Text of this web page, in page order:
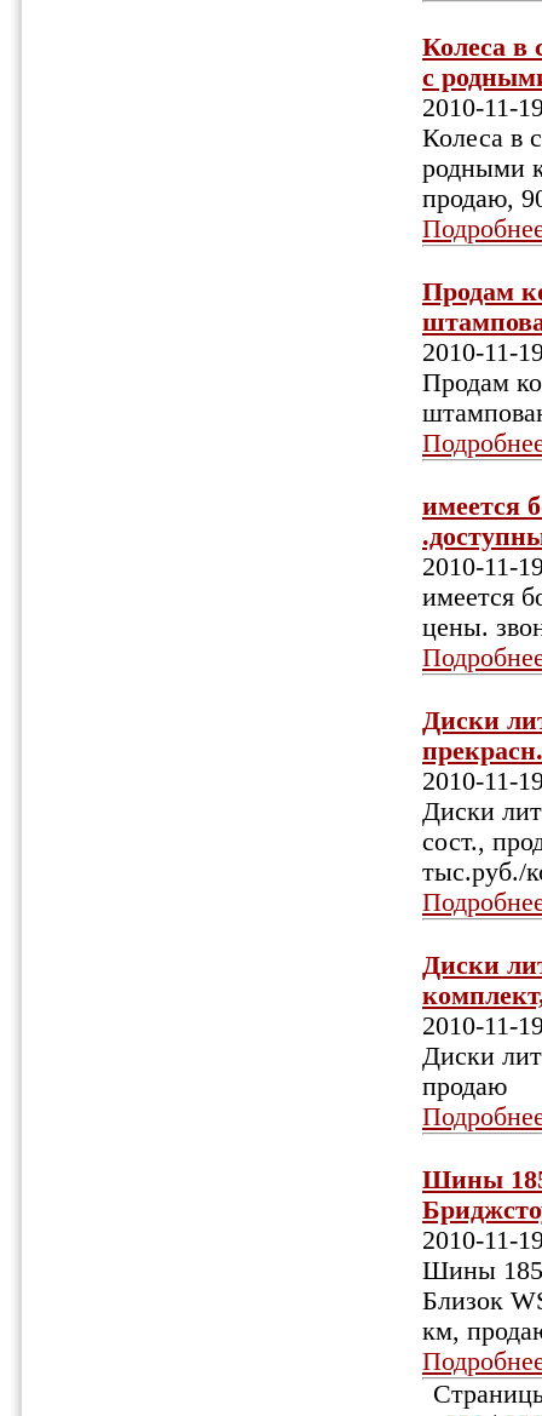
Колеса в
с
2010-11-
Колеса в
родными
продаю,
Продам
2010-11-
Продам
имеется
2010-11-
имеется
цены.
Диски
2010-11-
Диски
сост.,
тыс.руб./
Диски
2010-11-
Диски
продаю
Шины
2010-11-
Шины
Близок
км,